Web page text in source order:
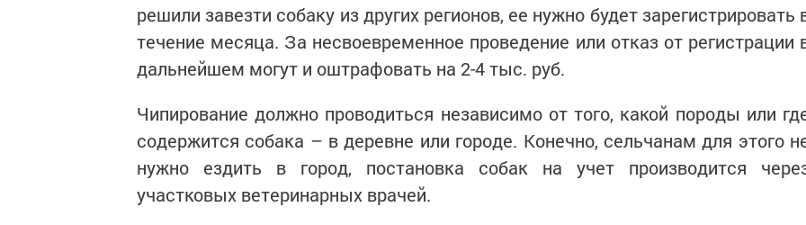
решили завезти собаку из других регионов, ее нужно будет зарегистрировать
течение месяца. За несвоевременное проведение или отказ от регистрации
дальнейшем могут и оштрафовать на 2-4 тыс. руб.
Чипирование должно проводиться независимо от того, какой породы или
содержится собака – в деревне или городе. Конечно, сельчанам для этого
нужно ездить в город, постановка собак на учет производится
участковых ветеринарных врачей.